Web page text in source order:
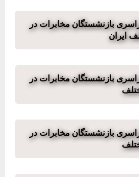
بازنشستگان مخابرات در
ایران
بازنشستگان مخابرات در
بازنشستگان مخابرات در